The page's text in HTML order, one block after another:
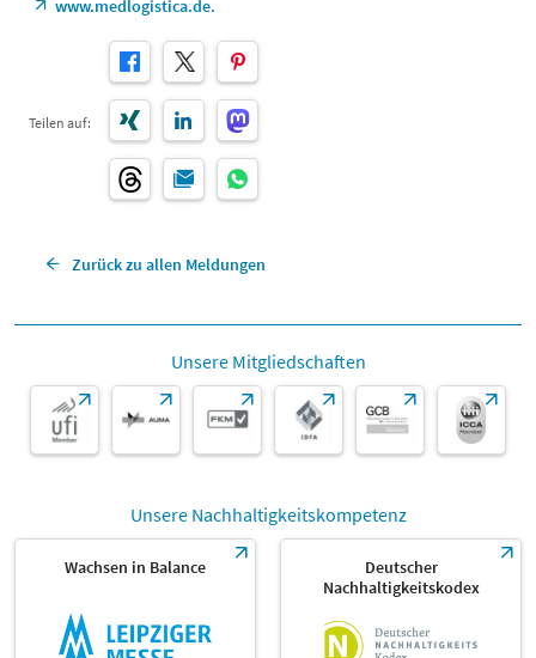
www.medlogistica.de.
Teilen auf:
Zurück zu allen Meldungen
Unsere Mitgliedschaften
Unsere Nachhaltigkeitskompetenz
Wachsen in Balance
Deutscher
Nachhaltigkeitskodex